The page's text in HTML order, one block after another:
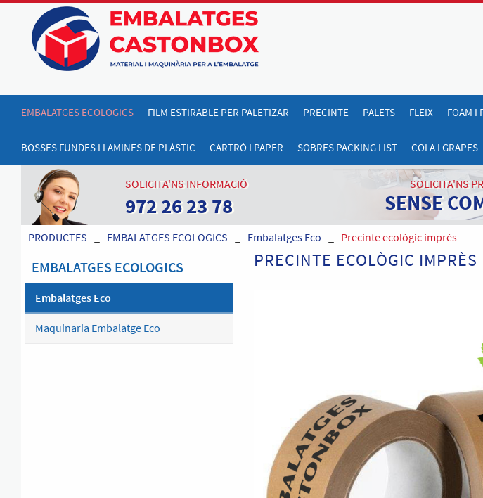
EMBALATGES ECOLOGICS FILM ESTIRABLE PER PALETIZAR PRECINTE PALETS FLEIX FOAM I
BOSSES FUNDES I LAMINES DE PLÀSTIC CARTRÓ I PAPER SOBRES PACKING LIST COLA I GRAPES
SOLICITA'NS INFORMACIÓ
972 26 23 78
SOLICITA'NS
SENSE
PRODUCTES EMBALATGES ECOLOGICS Embalatges Eco Precinte ecològic imprès
EMBALATGES ECOLOGICS
Embalatges Eco
Maquinaria Embalatge Eco
PRECINTE ECOLÒGIC IMPRÈS